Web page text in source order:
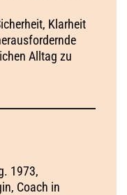
Klarheit
Alltag zu
1973,
Coach in